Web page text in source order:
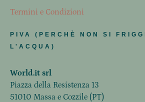
Termini e Condizioni
PIVA (PERCHÈ NON SI
L'ACQUA)
World.it srl
Piazza della Resistenza 13
51010 Massa e Cozzile (PT)